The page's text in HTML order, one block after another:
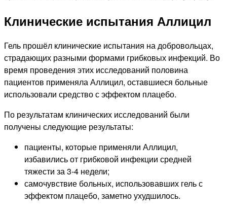
Клинические испытания Аллицил
Гель прошёл клинические испытания на добровольцах,
страдающих разными формами грибковых инфекций. Во
время проведения этих исследований половина
пациентов применяла Аллицил, оставшиеся больные
использовали средство с эффектом плацебо.
По результатам клинических исследований были
получены следующие результаты:
пациенты, которые применяли Аллицил,
избавились от грибковой инфекции средней
тяжести за 3-4 недели;
самочувствие больных, использовавших гель с
эффектом плацебо, заметно ухудшилось.